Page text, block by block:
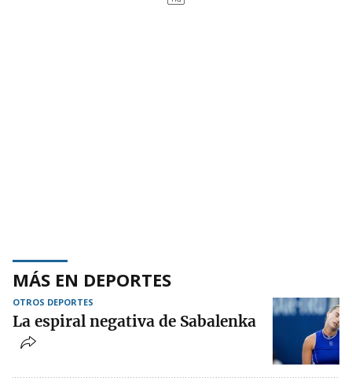
MÁS EN DEPORTES
OTROS DEPORTES
La espiral negativa de Sabalenka